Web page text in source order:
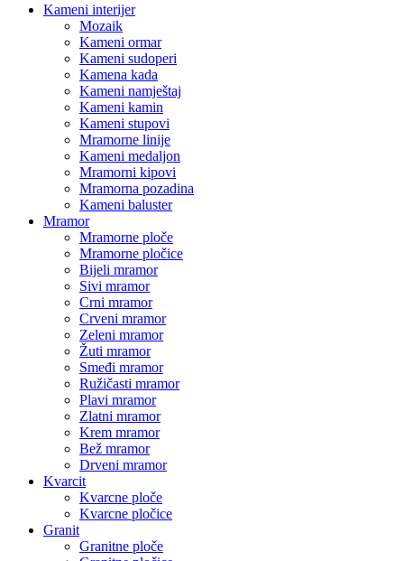
Kameni interijer
Mozaik
Kameni ormar
Kameni sudoperi
Kamena kada
Kameni namještaj
Kameni kamin
Kameni stupovi
Mramorne linije
Kameni medaljon
Mramorni kipovi
Mramorna pozadina
Kameni baluster
Mramor
Mramorne ploče
Mramorne pločice
Bijeli mramor
Sivi mramor
Crni mramor
Crveni mramor
Zeleni mramor
Žuti mramor
Smeđi mramor
Ružičasti mramor
Plavi mramor
Zlatni mramor
Krem mramor
Bež mramor
Drveni mramor
Kvarcit
Kvarcne ploče
Kvarcne pločice
Granit
Granitne ploče